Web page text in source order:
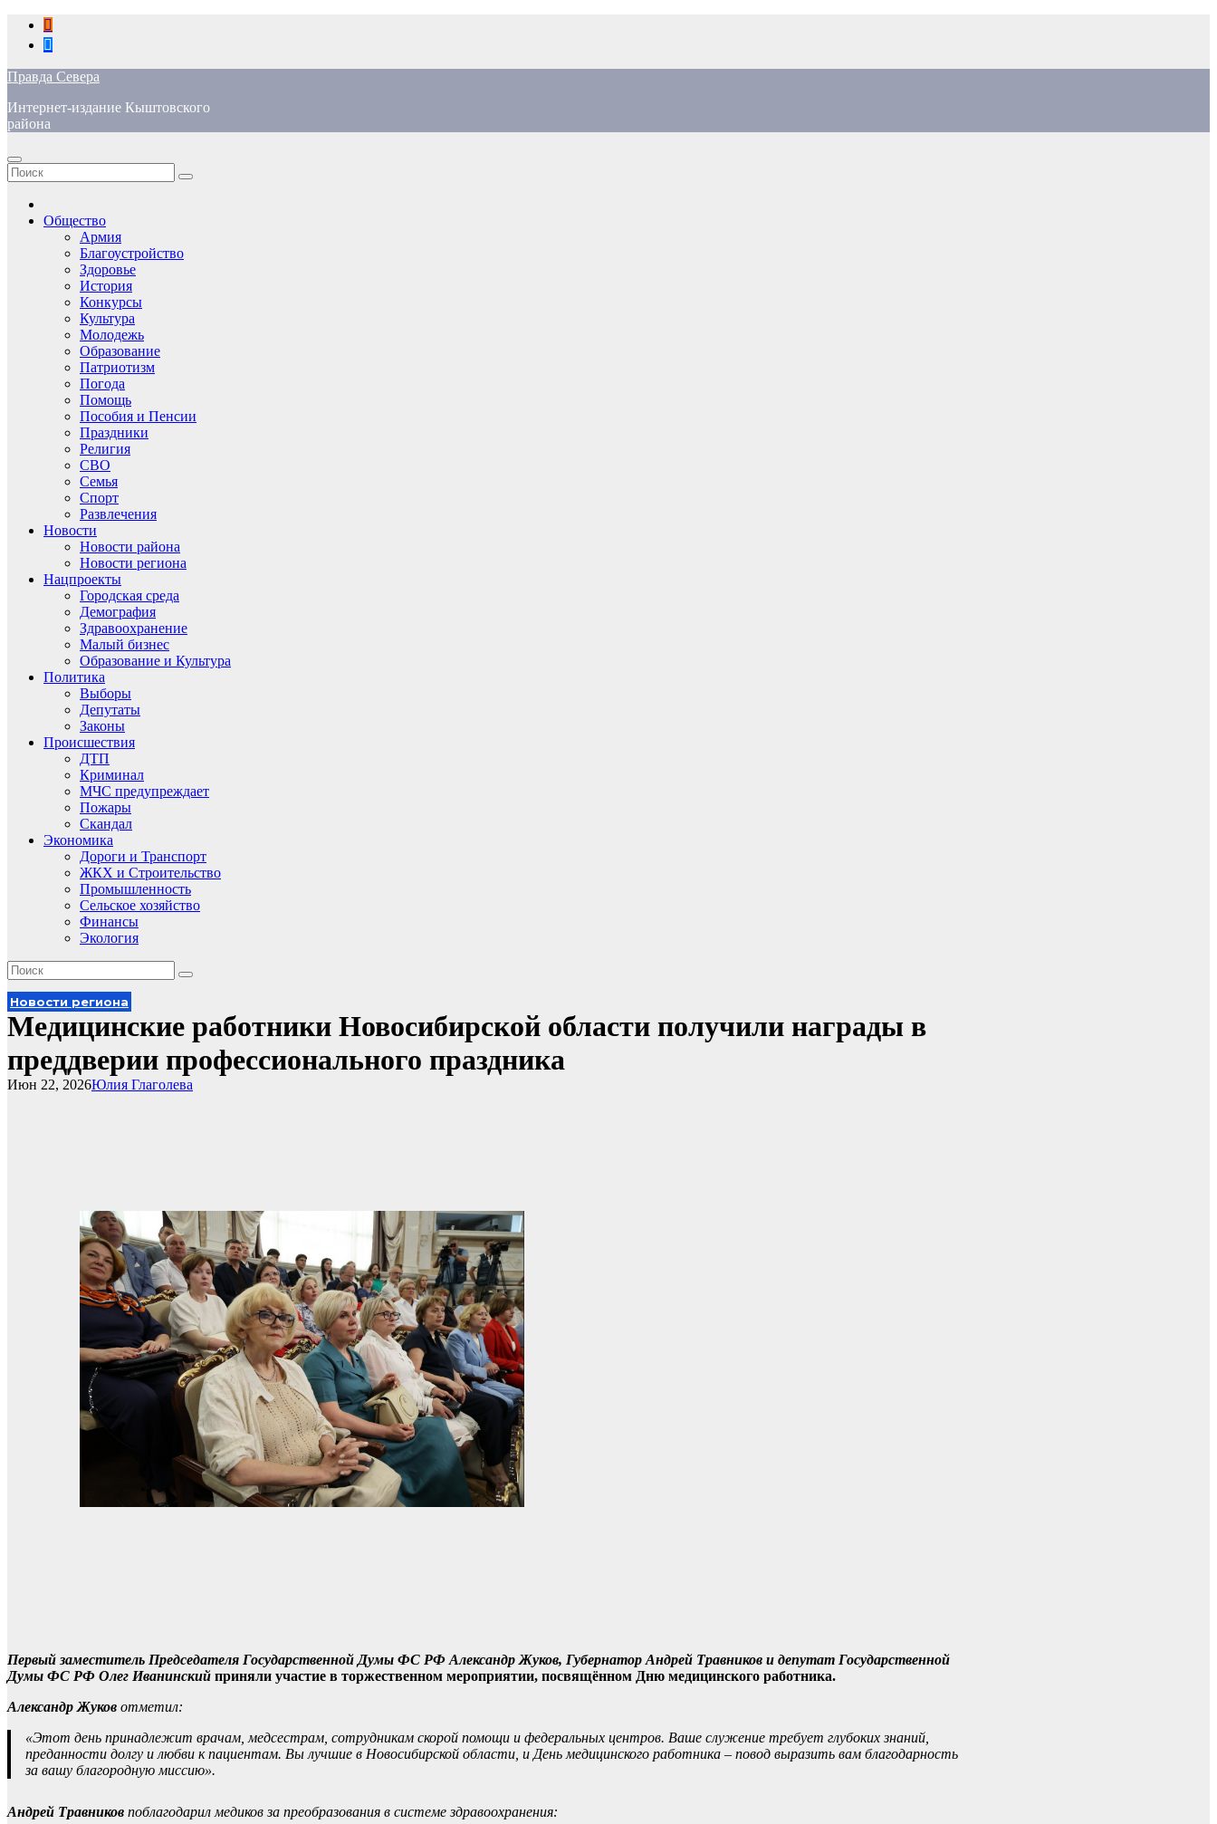
Перейти
содержимому
Правда Севера
Интернет-издание Кыштовского
района
Общество
Армия
Благоустройство
Здоровье
История
Конкурсы
Культура
Молодежь
Образование
Патриотизм
Погода
Помощь
Пособия и Пенсии
Праздники
Религия
СВО
Семья
Спорт
Развлечения
Новости
Новости района
Новости региона
Нацпроекты
Городская среда
Демография
Здравоохранение
Малый бизнес
Образование и Культура
Политика
Выборы
Депутаты
Законы
Происшествия
ДТП
Криминал
МЧС предупреждает
Пожары
Скандал
Экономика
Дороги и Транспорт
ЖКХ и Строительство
Промышленность
Сельское хозяйство
Финансы
Экология
Новости региона
Медицинские работники Новосибирской области получили награды в
преддверии профессионального праздника
Юлия Глаголева
Июн 22, 2026
Первый заместитель Председателя Государственной Думы ФС РФ Александр Жуков, Губернатор Андрей Травников и депутат Государственной
Думы ФС РФ Олег Иванинский приняли участие в торжественном мероприятии, посвящённом Дню медицинского работника.
Александр Жуков отметил:
«Этот день принадлежит врачам, медсестрам, сотрудникам скорой помощи и федеральных центров. Ваше служение требует глубоких знаний,
преданности долгу и любви к пациентам. Вы лучшие в Новосибирской области, и День медицинского работника – повод выразить вам благодарность
за вашу благородную миссию».
Андрей Травников поблагодарил медиков за преобразования в системе здравоохранения: